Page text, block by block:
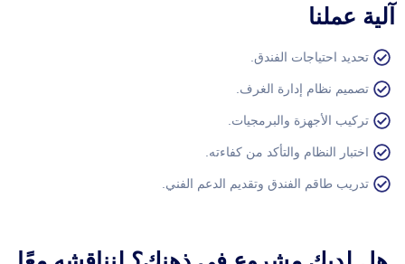
آلية عملنا
تحديد احتياجات الفندق.
تصميم نظام إدارة الغرف.
تركيب الأجهزة والبرمجيات.
اختبار النظام والتأكد من كفاءته.
تدريب طاقم الفندق وتقديم الدعم الفني.